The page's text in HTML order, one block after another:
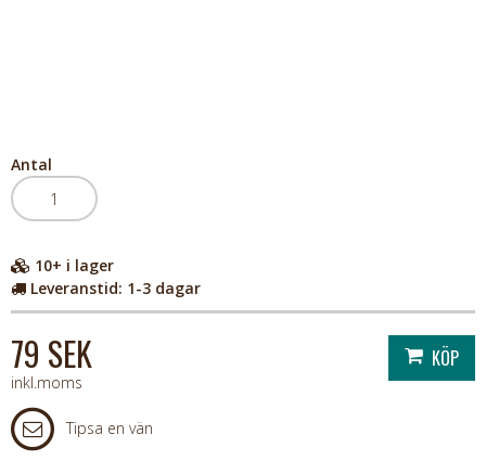
Antal
10+ i lager
Leveranstid: 1-3 dagar
79 SEK
inkl.moms
Tipsa en vän